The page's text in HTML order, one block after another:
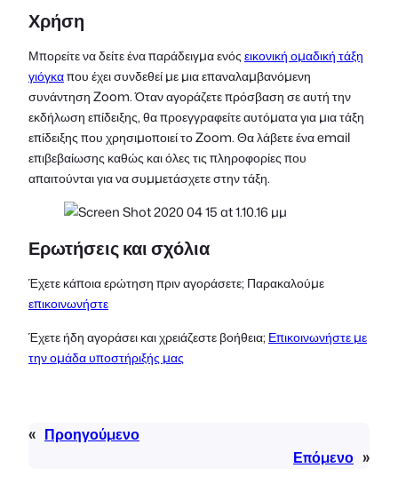
Χρήση
Μπορείτε να δείτε ένα παράδειγμα ενόςεικονική ομαδική τάξη
γιόγκαπου έχει συνδεθεί με μια επαναλαμβανόμενη
συνάντηση Zoom. Όταν αγοράζετε πρόσβαση σε αυτή την
εκδήλωση επίδειξης, θα προεγγραφείτε αυτόματα για μια τάξη
επίδειξης που χρησιμοποιεί το Zoom. Θα λάβετε ένα email
επιβεβαίωσης καθώς και όλες τις πληροφορίες που
απαιτούνται για να συμμετάσχετε στην τάξη.
Ερωτήσεις και σχόλια
Έχετε κάποια ερώτηση πριν αγοράσετε; Παρακαλούμε
επικοινωνήστε
Έχετε ήδη αγοράσει και χρειάζεστε βοήθεια;Επικοινωνήστε με
την ομάδα υποστήριξής μας
« Προηγούμενο
Επόμενο »